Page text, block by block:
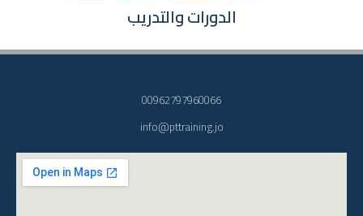
الدورات والتدريب
00962797960066
info@pttraining.jo